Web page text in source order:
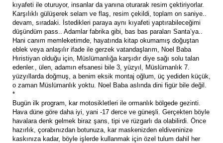
kıyafeti ile oturuyor, insanlar da yanına oturarak resim çektiriyorlar.
Karşılıklı gülüşerek selam ve flaş, resim çekildi, toplam on saniye..
devam, sıradaki. İstedikleri paraya aynı kıyafeti yaptırabileceğimi
düşündüm pass.. Adamlar fabrika gibi, bas bas paraları Santa’ya..
Hani canım memleketimde, hayatında kitap okumamış doğuştan
eblek veya anlaşılır ifade ile gerzek vatandaşlarım, Noel Baba
Hıristiyan olduğu için, Müslümanlığa karşıdır diye sağı solu talan
edenler., ülen, adamın efsanesi bile 3, yüzyıl, Müslümanlık 7.
yüzyıllarda doğmuş, a benim eksik montaj oğlum, üç yediden küçük,
o zaman Müslümanlık yoktu. Noel Baba aslında dini figür bile değil.
*
Bugün ilk program, kar motosikletleri ile ormanlık bölgede gezinti.
Hava düne göre daha iyi, yani -17 derce ve güneşli. Gerçekten böyle
havalara denk gelmek biraz şans, tipi ve rüzgarlı da olabilirdi. Önce
hazırlık, çorabınızdan botunuza, kar maskenizden eldiveninize
kaskınıza kadar, böyle işlerde kullanmak için özel tulum dahil her